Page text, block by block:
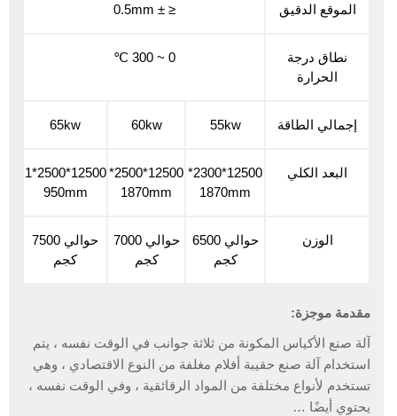
الموقع الدقيق ≤ ± 0.5mm
نطاق درجة
الحرارة
0 ~ 300 ℃
إجمالي الطاقة 55kw
60kw
65kw
البعد الكلي
12500*2300*
1870mm
12500*2500*
1870mm
12500*2500*1
950mm
الوزن
حوالي 6500
كجم
حوالي 7000
كجم
حوالي 7500
كجم
مقدمة موجزة:
آلة صنع الأكياس المكونة من ثلاثة جوانب في الوقت نفسه ، يتم
استخدام آلة صنع حقيبة أفلام مغلفة من النوع الاقتصادي ، وهي
تستخدم لأنواع مختلفة من المواد الرقائقية ، وفي الوقت نفسه ،
يحتوي أيضًا …